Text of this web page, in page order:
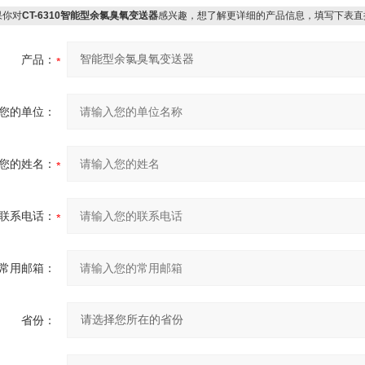
对CT-6310智能型余氯臭氧变送器感兴趣，想了解更详细的产品信息，填写下表直
产品：
的单位：
的姓名：
系电话：
用邮箱：
省份：